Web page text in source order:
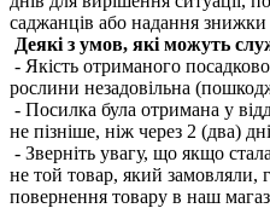
саджанців або надання
Деякі з умов, які можуть
- Якість отриманого
рослини незадовільна
- Посилка була отримана у
не пізніше, ніж через 2 (два)
- Зверніть увагу, що якщо
не той товар, який замовляли,
повернення товару в наш